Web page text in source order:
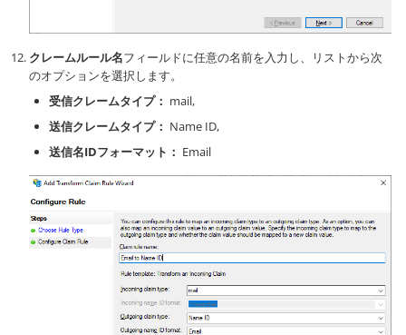
クレームルール名フィールドに任意の名前を入力し、リストから次
のオプションを選択します。
受信クレームタイプ： mail,
送信クレームタイプ： Name ID,
送信名IDフォーマット： Email